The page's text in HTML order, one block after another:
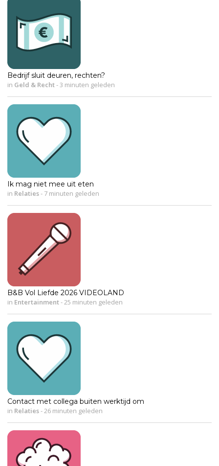
Bedrijf sluit deuren, rechten?
in Geld & Recht-3 minuten geleden
Ik mag niet mee uit eten
in Relaties- 7 minuten geleden
B&B Vol Liefde 2026 VIDEOLAND
in Entertainment-25 minuten geleden
Contact met collega buiten werktijd om
in Relaties-26 minuten geleden